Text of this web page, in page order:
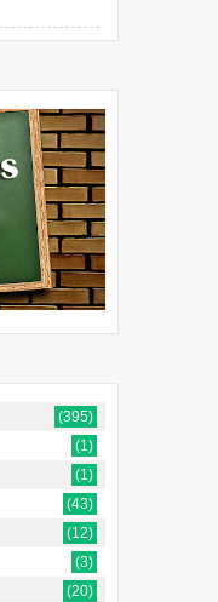
(395)
(1)
(1)
(43)
(12)
(3)
(20)